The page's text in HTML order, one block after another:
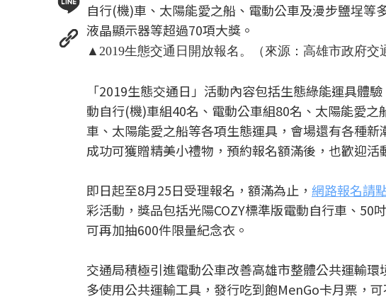
自行(機)車、太陽能愛之船、電動公車及漫步鹽埕
液晶顯示器等超過70項大獎。
▲2019生態交通日開放報名。（來源：高雄市政府交
「2019生態交通日」活動內容包括生態綠能運具體
動自行(機)車組40名、電動公車組80名、太陽能愛
車、太陽能愛之船等各項生態運具，會場還有各種
成功可獲贈精美小禮物，預約報名額滿後，也歡迎活
即日起至8月25日受理報名，額滿為止， 網路報名請
彩活動，獎品包括光陽COZY標準版電動自行車、50
可再加抽600件限量紀念衣。
交通局積極引進電動公車改善高雄市整體公共運輸
多使用公共運輸工具，發行吃到飽MenGo卡月票，